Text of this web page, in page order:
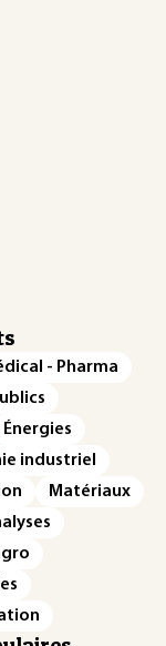
- Pharma
Énergies
industriel
Matériaux